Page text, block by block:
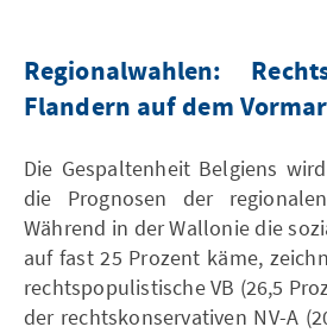
Regionalwahlen:
Flandern auf dem
Die Gespaltenheit Belgiens
die Prognosen der
Während in der Wallonie die
auf fast 25 Prozent käme,
rechtspopulistische VB (26,5
der rechtskonservativen NV-A